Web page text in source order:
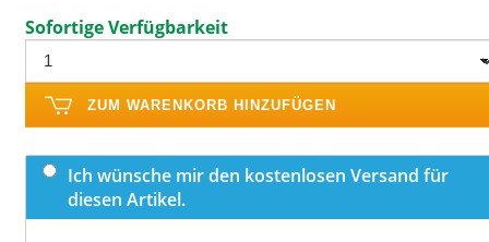
Sofortige Verfügbarkeit
ZUM WARENKORB HINZUFÜGEN
Ich wünsche mir den kostenlosen Versand für
diesen Artikel.